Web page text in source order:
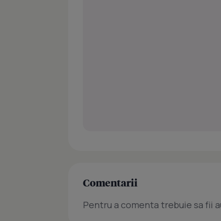
Comentarii
Pentru a comenta trebuie sa fii